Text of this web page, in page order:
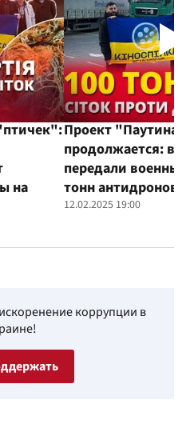
на
Проект "Паутина"
продолжается:
передали
тонн
12.02.2025 19:00
коррупции в